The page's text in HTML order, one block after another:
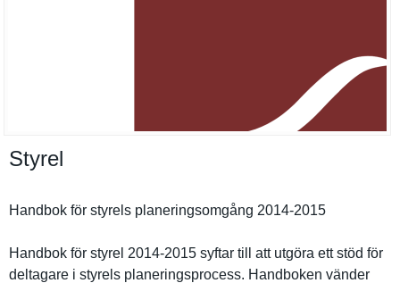
Styrel
Handbok för styrels planerings­omgång 2014-2015
Handbok för styrel 2014-2015 syftar till att utgöra ett stöd för
deltagare i styrels planerings­process. Handboken vänder